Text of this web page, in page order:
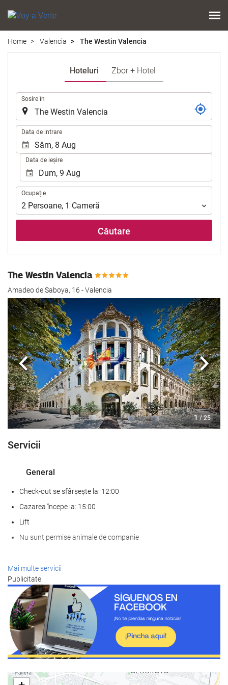
Home Valencia The Westin Valencia
Hoteluri Zbor + Hotel
Sosire în
Data de intrare
Data de ieșire
Ocupație
Ocupație
2 Persoane, 1 Cameră
Căutare
The Westin Valencia
Amadeo de Saboya, 16 - Valencia
1 / 25
Anterioară
Servicii
General
Check-out se sfârșește la: 12:00
Cazarea începe la: 15:00
Lift
Nu sunt permise animale de companie
SPA
Spa
baie turcească/baie de aburi
Saună
Sală de fitness
Servicii de primire
recepţie deschisă nonstop
Mai multe servicii
Publicitate